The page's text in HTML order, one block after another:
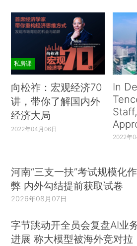
私房课
向松祚：宏观经济70
讲，带你了解国内外
经济大局
2022年04月06日
In
2022年
河南“三支一扶”考试规模化作
弊 内外勾结提前获取试卷
2026年08月07日
字节跳动开全员会复盘AI业
进展 称大模型被海外竞对拉